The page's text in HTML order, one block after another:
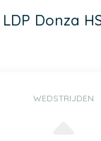
LDP Donza
WEDSTRIJDEN